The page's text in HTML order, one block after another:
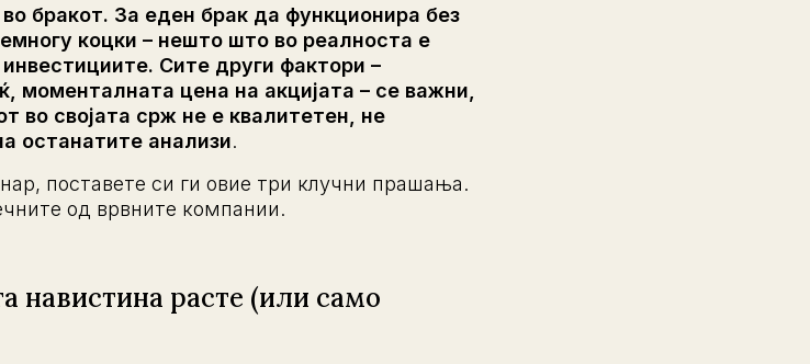
бракот. За еден брак да функционира без
коцки – нешто што во реалноста е
Сите други фактори –
моменталната цена на акцијата – се важни,
во својата срж не е квалитетен, не
останатите анализи.
поставете си ги овие три клучни прашања.
од врвните компании.
навистина расте (или само